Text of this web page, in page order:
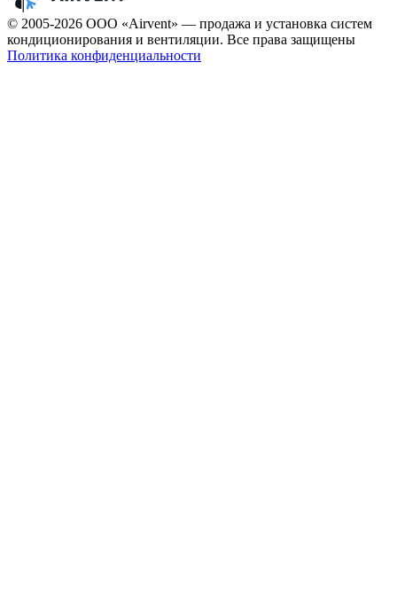
© 2005-2026 ООО «Airvent» — продажа и установка систем
кондиционирования и вентиляции. Все права защищены
Политика конфиденциальности